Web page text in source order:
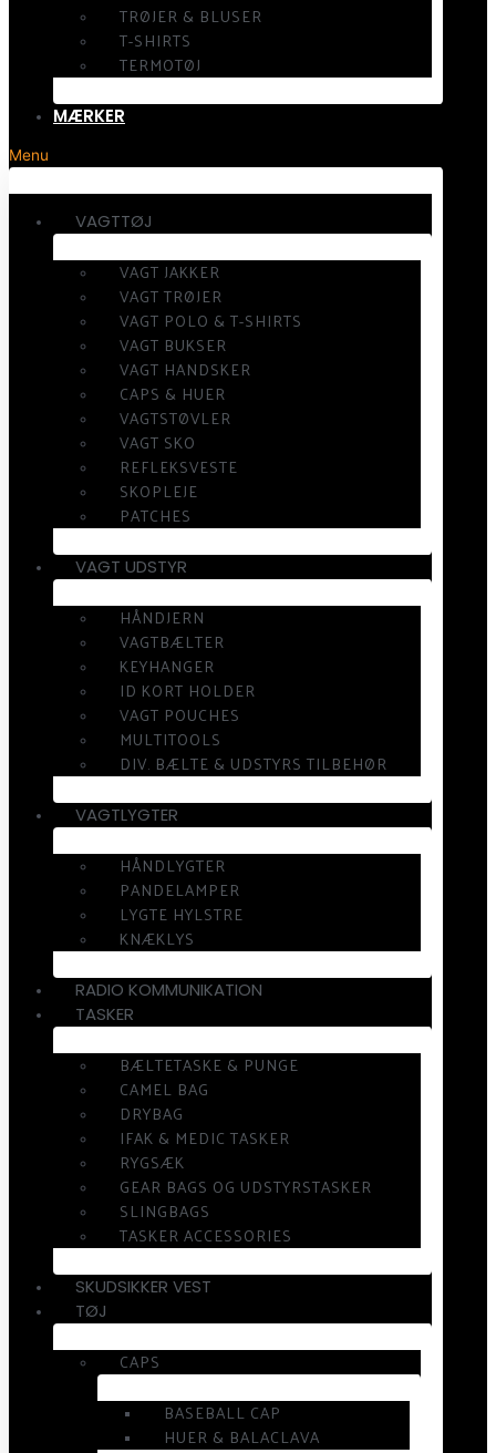
TRØJER & BLUSER
T-SHIRTS
TERMOTØJ
MÆRKER
Menu
VAGTTØJ
VAGT JAKKER
VAGT TRØJER
VAGT POLO & T-SHIRTS
VAGT BUKSER
VAGT HANDSKER
CAPS & HUER
VAGTSTØVLER
VAGT SKO
REFLEKSVESTE
SKOPLEJE
PATCHES
VAGT UDSTYR
HÅNDJERN
VAGTBÆLTER
KEYHANGER
ID KORT HOLDER
VAGT POUCHES
MULTITOOLS
DIV. BÆLTE & UDSTYRS TILBEHØR
VAGTLYGTER
HÅNDLYGTER
PANDELAMPER
LYGTE HYLSTRE
KNÆKLYS
RADIO KOMMUNIKATION
TASKER
BÆLTETASKE & PUNGE
CAMEL BAG
DRYBAG
IFAK & MEDIC TASKER
RYGSÆK
GEAR BAGS OG UDSTYRSTASKER
SLINGBAGS
TASKER ACCESSORIES
SKUDSIKKER VEST
TØJ
CAPS
BASEBALL CAP
HUER & BALACLAVA